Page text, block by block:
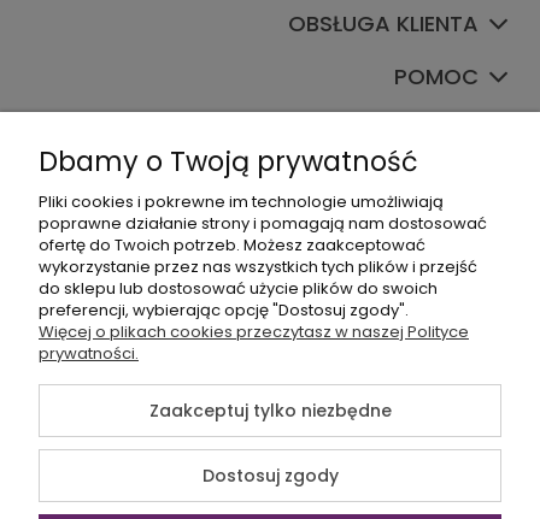
OBSŁUGA KLIENTA
POMOC
+48535745555
Szablon Flex byEcommercy
Dbamy o Twoją prywatność
Pliki cookies i pokrewne im technologie umożliwiają
poprawne działanie strony i pomagają nam dostosować
ofertę do Twoich potrzeb. Możesz zaakceptować
wykorzystanie przez nas wszystkich tych plików i przejść
do sklepu lub dostosować użycie plików do swoich
preferencji, wybierając opcję "Dostosuj zgody".
Więcej o plikach cookies przeczytasz w naszej Polityce
prywatności.
Zaakceptuj tylko niezbędne
Dostosuj zgody